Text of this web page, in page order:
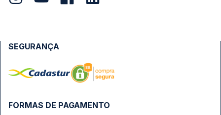
FORMAS DE PAGAMENTO
SEGURANÇA